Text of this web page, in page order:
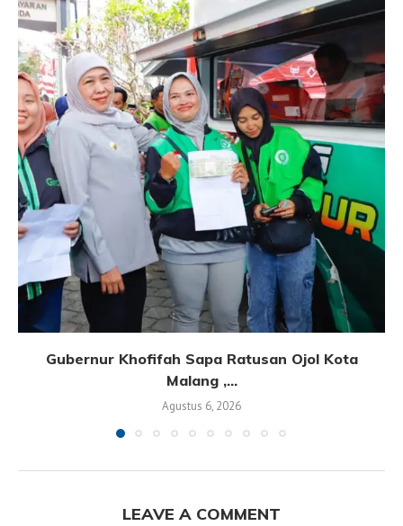
Gubernur Khofifah Sapa Ratusan Ojol Kota
Malang ,...
Agustus 6, 2026
LEAVE A COMMENT